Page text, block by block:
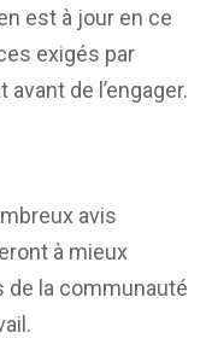
est à jour en ce
exigés par
de l’engager.
avis
à mieux
de la communauté